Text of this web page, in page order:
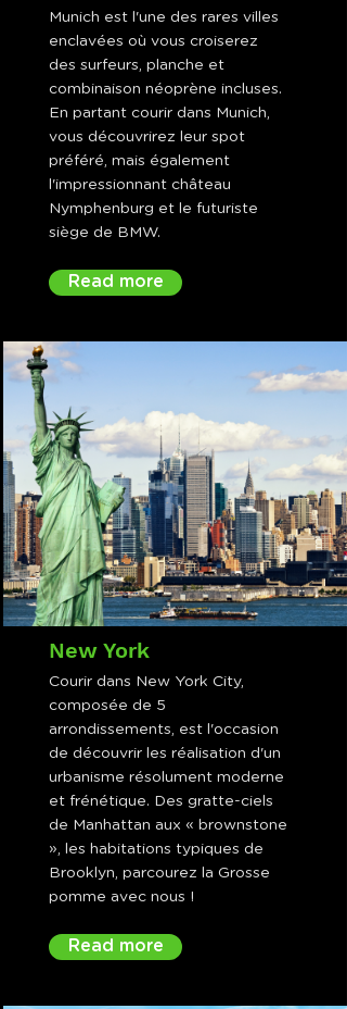
Munich est l'une des rares villes
enclavées où vous croiserez
des surfeurs, planche et
combinaison néoprène incluses.
En partant courir dans Munich,
vous découvrirez leur spot
préféré, mais également
l'impressionnant château
Nymphenburg et le futuriste
siège de BMW.
Read more
New York
Courir dans New York City,
composée de 5
arrondissements, est l'occasion
de découvrir les réalisation d'un
urbanisme résolument moderne
et frénétique. Des gratte-ciels
de Manhattan aux « brownstone
», les habitations typiques de
Brooklyn, parcourez la Grosse
pomme avec nous !
Read more